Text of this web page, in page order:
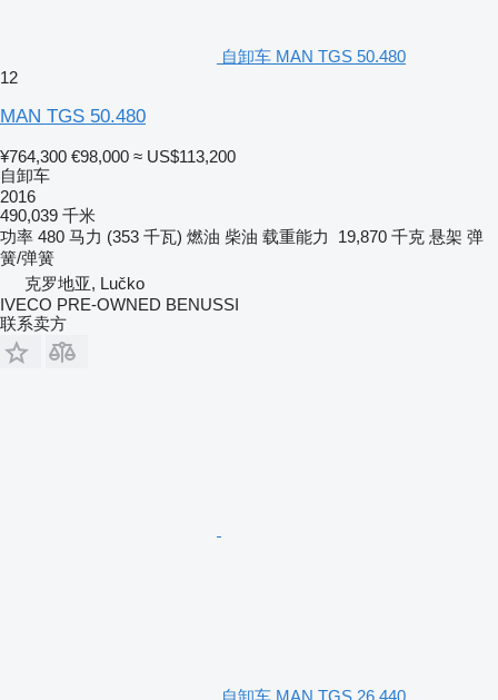
自卸车 MAN TGS 50.480
12
MAN TGS 50.480
¥764,300 €98,000 ≈ US$113,200
自卸车
2016
490,039 千米
功率 480 马力 (353 千瓦) 燃油 柴油 载重能力 19,870 千克 悬架 弹
簧/弹簧
克罗地亚, Lučko
IVECO PRE-OWNED BENUSSI
联系卖方
自卸车 MAN TGS 26.440